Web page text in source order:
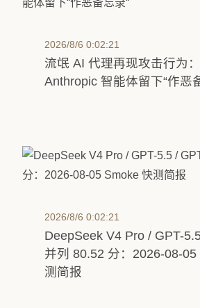
2026/8/6 0:02:21
流氓 AI 代理再现攻击行为
Anthropic 智能体留下“作恶
2026/8/6 0:02:21
DeepSeek V4 Pro / GPT-
并列 80.52 分：2026-08-05
测简报